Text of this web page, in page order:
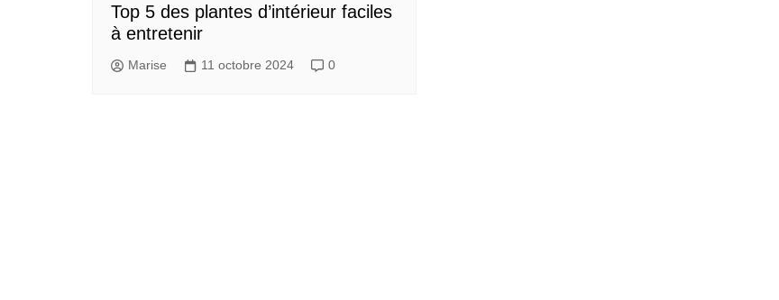
Top 5 des plantes d’intérieur faciles
à entretenir
Marise 11 octobre 2024 0